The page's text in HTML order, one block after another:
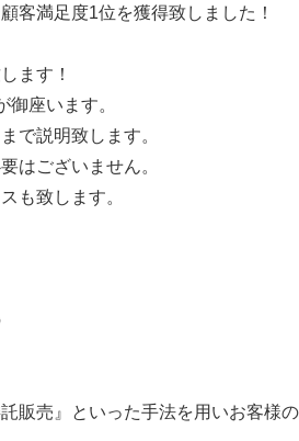
客満足度1位を獲得致しました！
ます！
座います。
で説明致します。
はございません。
も致します。
販売』といった手法を用いお客様